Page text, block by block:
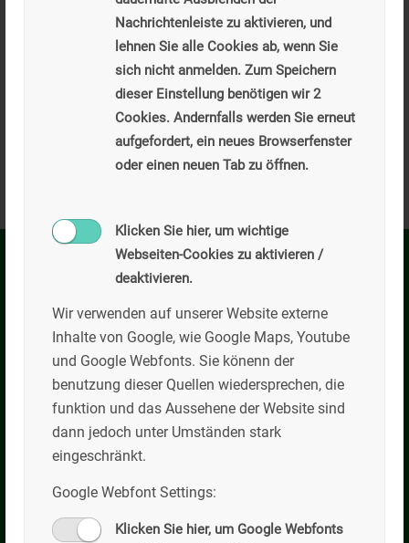
Nachrichtenleiste zu aktivieren, und
lehnen Sie alle Cookies ab, wenn Sie
sich nicht anmelden. Zum Speichern
dieser Einstellung benötigen wir 2
Cookies. Andernfalls werden Sie erneut
aufgefordert, ein neues Browserfenster
oder einen neuen Tab zu öffnen.
Klicken Sie hier, um wichtige
Webseiten-Cookies zu aktivieren /
deaktivieren.
Wir verwenden auf unserer Website externe
Inhalte von Google, wie Google Maps, Youtube
und Google Webfonts. Sie könenn der
benutzung dieser Quellen wiedersprechen, die
funktion und das Aussehene der Website sind
dann jedoch unter Umständen stark
eingeschränkt.
Google Webfont Settings:
Klicken Sie hier, um Google Webfonts
Wenn Sie die im Kontaktformular eingegebenen Daten durch
Klick auf den nachfolgenden Button übersenden, erklären Sie
sich damit einverstanden, dass wir Ihre Angaben für die
Beantwortung Ihrer Anfrage bzw. Kontaktaufnahme
verwenden. Eine Weitergabe an Dritte findet grundsätzlich
nicht statt, es sei denn geltende Datenschutzvorschriften
rechtfertigen eine Übertragung oder wir dazu gesetzlich
Daten werden ansonsten gelöscht, wenn wir Ihre Anfrage
bearbeitet haben oder der Zweck der Speicherung entfallen
ist. Sie können sich jederzeit über die zu Ihrer Person
gespeicherten Daten informieren. Weitere Informationen
zum Datenschutz finden Sie auch in der
Kilian Willibald GmbH
Hauptverwaltung
Schlegldorf 75
83661 Lenggries
Tel: +49 (0)8042/5055-0
Fax: +49 (0)8042/4466
Email: info@kilian-willibald.de
Öffnungszeiten
Mo-Do: 07:00-17:00